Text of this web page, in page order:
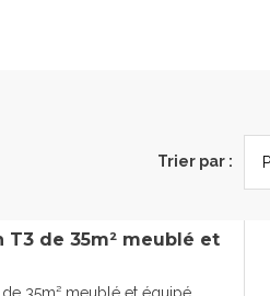
Trier par :
T3 de 35m² meublé et